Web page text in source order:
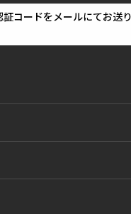
コードをメールにてお送り